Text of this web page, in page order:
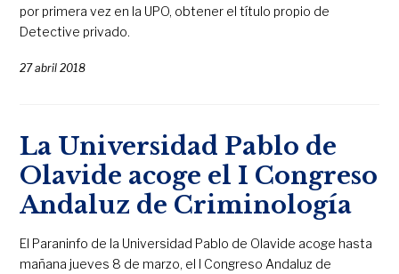
por primera vez en la UPO, obtener el título propio de
Detective privado.
27 abril 2018
La Universidad Pablo de
Olavide acoge el I Congreso
Andaluz de Criminología
El Paraninfo de la Universidad Pablo de Olavide acoge hasta
mañana jueves 8 de marzo, el I Congreso Andaluz de